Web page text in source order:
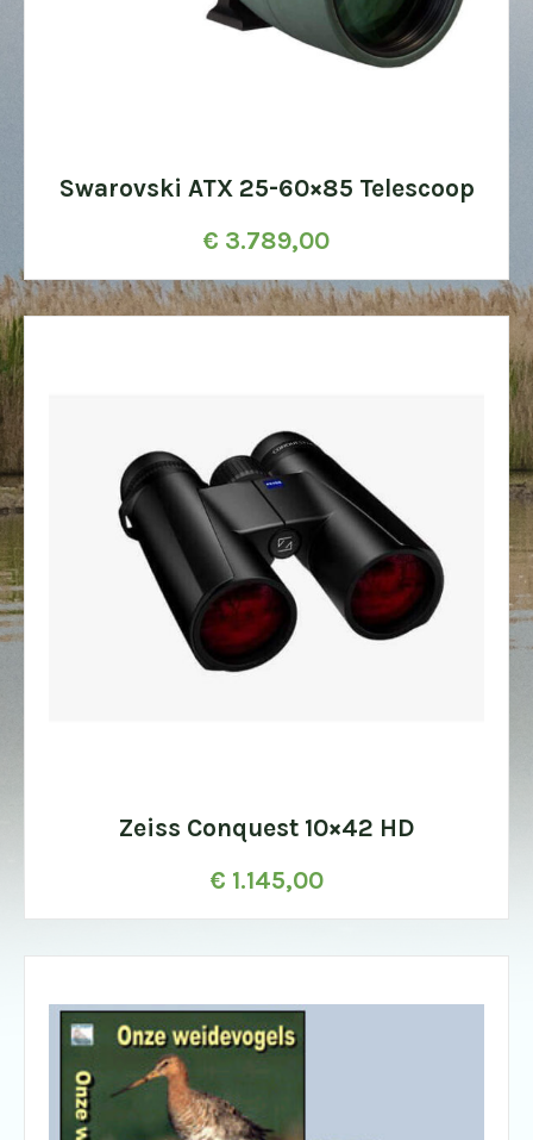
Swarovski ATX 25-60×85 Telescoop
€ 3.789,00
Zeiss Conquest 10×42 HD
€ 1.145,00